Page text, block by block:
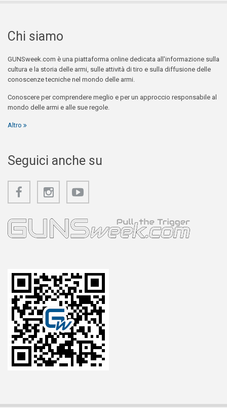
Chi siamo
GUNSweek.com è una piattaforma online dedicata all'informazione sulla
cultura e la storia delle armi, sulle attività di tiro e sulla diffusione delle
conoscenze tecniche nel mondo delle armi.
Conoscere per comprendere meglio e per un approccio responsabile al
mondo delle armi e alle sue regole.
Altro
Seguici anche su